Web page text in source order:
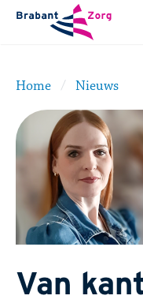
BrabantZorg Logo
Home Nieuws
Van